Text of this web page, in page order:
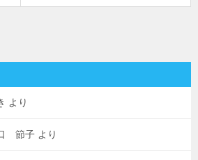
より
節子 より